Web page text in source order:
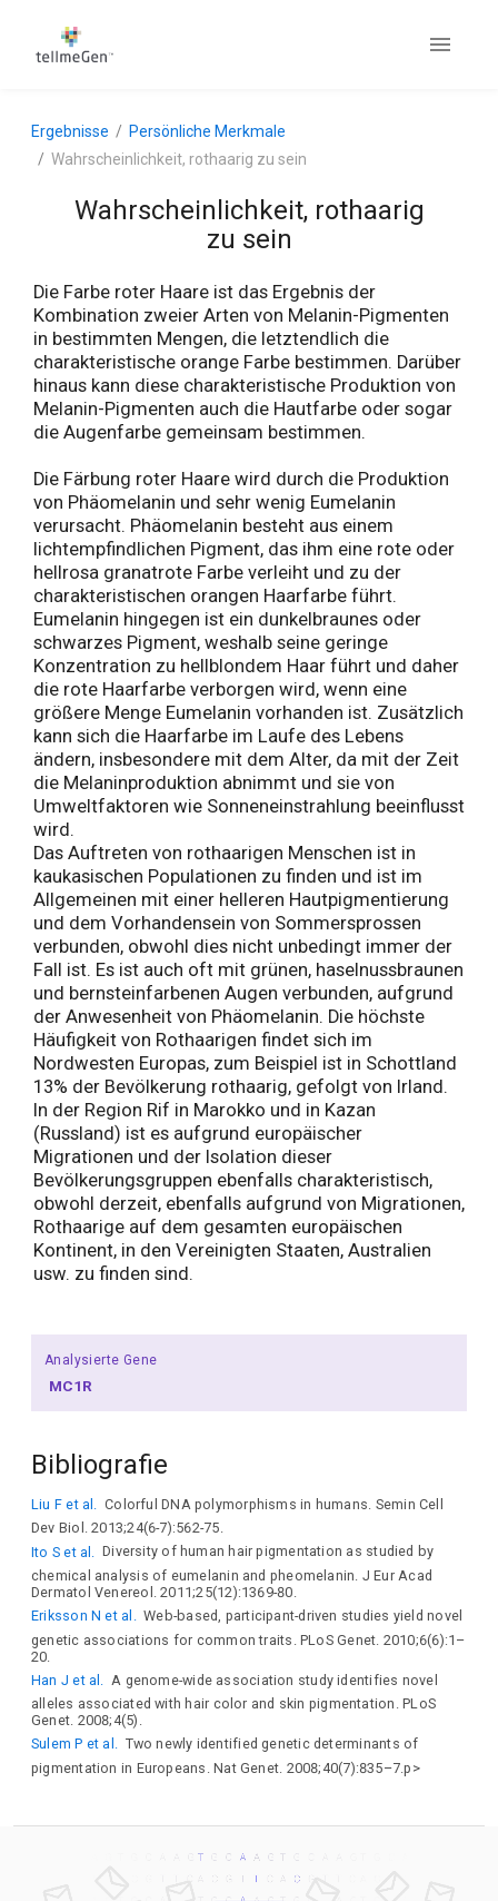
Ergebnisse
Persönliche Merkmale
Wahrscheinlichkeit, rothaarig zu sein
Wahrscheinlichkeit, rothaarig
zu sein
Die Farbe roter Haare ist das Ergebnis der
Kombination zweier Arten von Melanin-Pigmenten
in bestimmten Mengen, die letztendlich die
charakteristische orange Farbe bestimmen. Darüber
hinaus kann diese charakteristische Produktion von
Melanin-Pigmenten auch die Hautfarbe oder sogar
die Augenfarbe gemeinsam bestimmen.
Die Färbung roter Haare wird durch die Produktion
von Phäomelanin und sehr wenig Eumelanin
verursacht. Phäomelanin besteht aus einem
lichtempfindlichen Pigment, das ihm eine rote oder
hellrosa granatrote Farbe verleiht und zu der
charakteristischen orangen Haarfarbe führt.
Eumelanin hingegen ist ein dunkelbraunes oder
schwarzes Pigment, weshalb seine geringe
Konzentration zu hellblondem Haar führt und daher
die rote Haarfarbe verborgen wird, wenn eine
größere Menge Eumelanin vorhanden ist. Zusätzlich
kann sich die Haarfarbe im Laufe des Lebens
ändern, insbesondere mit dem Alter, da mit der Zeit
die Melaninproduktion abnimmt und sie von
Umweltfaktoren wie Sonneneinstrahlung beeinflusst
wird.
Das Auftreten von rothaarigen Menschen ist in
kaukasischen Populationen zu finden und ist im
Allgemeinen mit einer helleren Hautpigmentierung
und dem Vorhandensein von Sommersprossen
verbunden, obwohl dies nicht unbedingt immer der
Fall ist. Es ist auch oft mit grünen, haselnussbraunen
und bernsteinfarbenen Augen verbunden, aufgrund
der Anwesenheit von Phäomelanin. Die höchste
Häufigkeit von Rothaarigen findet sich im
Nordwesten Europas, zum Beispiel ist in Schottland
13% der Bevölkerung rothaarig, gefolgt von Irland.
In der Region Rif in Marokko und in Kazan
(Russland) ist es aufgrund europäischer
Migrationen und der Isolation dieser
Bevölkerungsgruppen ebenfalls charakteristisch,
obwohl derzeit, ebenfalls aufgrund von Migrationen,
Rothaarige auf dem gesamten europäischen
Kontinent, in den Vereinigten Staaten, Australien
usw. zu finden sind.
Analysierte Gene
MC1R
Bibliografie
Liu F et al. Colorful DNA polymorphisms in humans. Semin Cell
Dev Biol. 2013;24(6-7):562-75.
Ito S et al.
Diversity of human hair pigmentation as studied by
chemical analysis of eumelanin and pheomelanin. J Eur Acad
Dermatol Venereol. 2011;25(12):1369-80.
Eriksson N et al. Web-based, participant-driven studies yield novel
genetic associations for common traits. PLoS Genet. 2010;6(6):1–
20.
Han J et al.
A genome-wide association study identifies novel
alleles associated with hair color and skin pigmentation. PLoS
Genet. 2008;4(5).
Sulem P et al. Two newly identified genetic determinants of
pigmentation in Europeans. Nat Genet. 2008;40(7):835–7.p>